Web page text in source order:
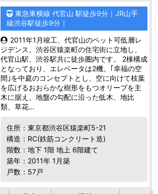
東急東横線 代官山 駅徒歩9分｜JR山手
線渋谷駅徒歩9分｜
2011年1月竣工、代官山のペット可低層レ
ジデンス。渋谷区猿楽町の住宅街に立地し、
代官山駅、渋谷駅共に徒歩圏内です。 2棟構成
となっており、エレベータは2機。｢幸福の空
間｣を中庭のコンセプトとし、空に向けて枝葉
を広げるおおらかな樹形をもつオリーブを主
木に据え、地盤の勾配に沿った低木、地比
類、草花…
住所：東京都渋谷区猿楽町5-21
構造：RC(鉄筋コンクリート造)
階数：地下 1階 地上 6階建て
築年：2011年 1月築
戸数：57戸